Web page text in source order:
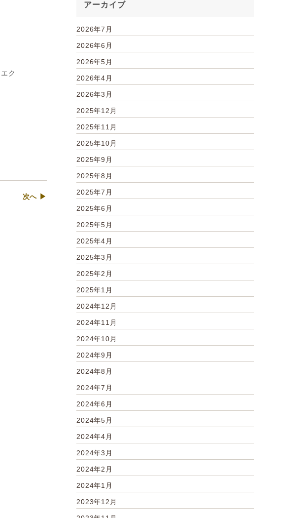
ク
次へ ▶
アーカイブ
2026年7月
2026年6月
2026年5月
2026年4月
2026年3月
2025年12月
2025年11月
2025年10月
2025年9月
2025年8月
2025年7月
2025年6月
2025年5月
2025年4月
2025年3月
2025年2月
2025年1月
2024年12月
2024年11月
2024年10月
2024年9月
2024年8月
2024年7月
2024年6月
2024年5月
2024年4月
2024年3月
2024年2月
2024年1月
2023年12月